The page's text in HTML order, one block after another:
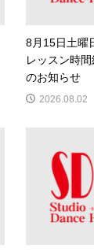
8月15日土曜
レッスン時
のお知らせ
2026.08.02